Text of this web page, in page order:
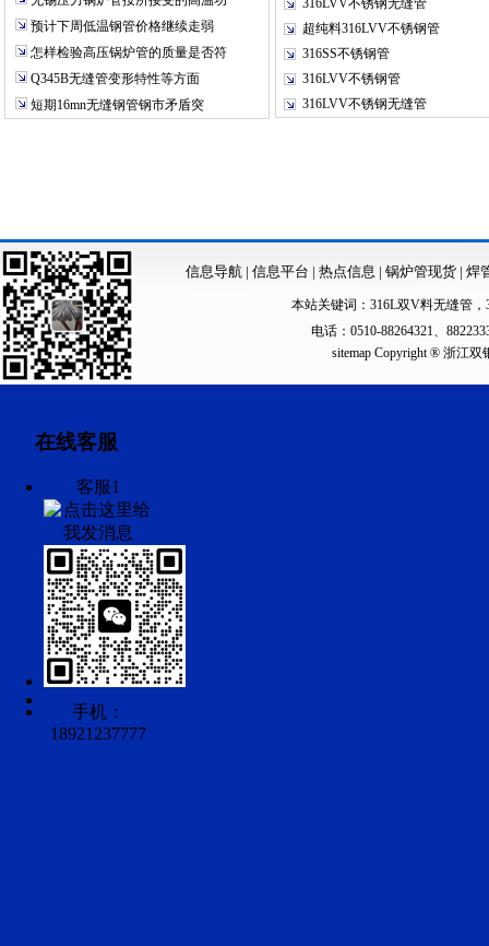
预计下周低温钢管价格继续走弱
怎样检验高压锅炉管的质量是否符
Q345B无缝管变形特性等方面
短期16mn无缝钢管钢市矛盾突
316LVV不锈钢无缝管
超纯料316LVV不锈钢管
316SS不锈钢管
316LVV不锈钢管
316LVV不锈钢无缝管
信息导航| 信息平台 | 热点信息 | 锅炉管现货 | 焊
本站关键词： 316L双V料无缝管 ，
电话：0510-88264321、
sitemapCopyright ® 浙江双
在线客服
客服1
手机：
18921237777